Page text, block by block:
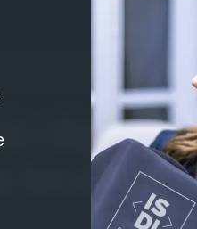
digital